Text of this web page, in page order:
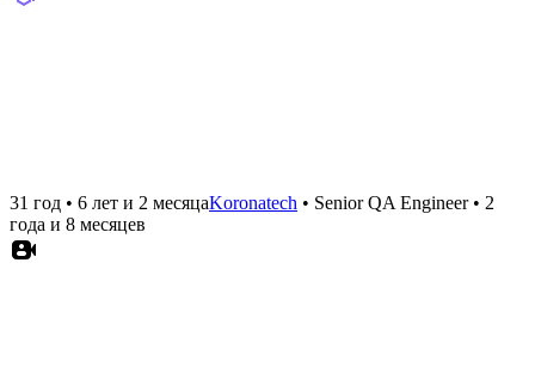
31 год • 6 лет и 2 месяцаKoronatech • Senior QA Engineer• 2
года и 8 месяцев